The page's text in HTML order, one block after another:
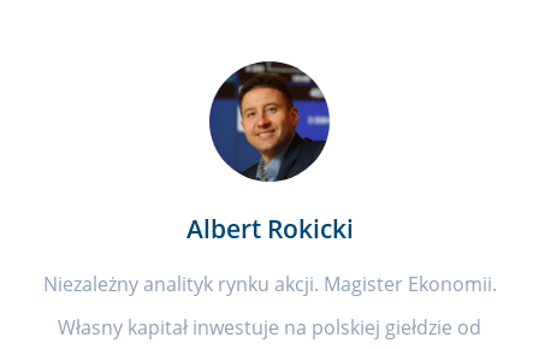
Albert Rokicki
Niezależny analityk rynku akcji. Magister Ekonomii.
Własny kapitał inwestuje na polskiej giełdzie od